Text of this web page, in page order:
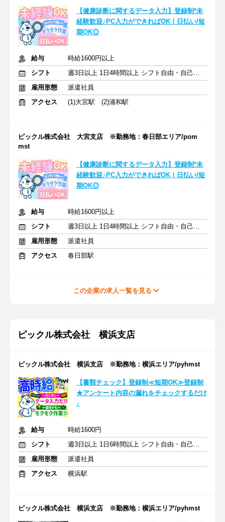
【健康診断に関するデータ入力】登録制*未
経験歓迎♪PC入力ができればOK！日払い/短
期OK◎
給与
時給1600円以上
シフト
週3日以上 1日4時間以上 シフト自由・自己申告
雇用形態
派遣社員
アクセス
(1)大宮駅 (2)浦和駅
ピックル株式会社 大宮支店 ※勤務地：春日部エリア/pom
mst
【健康診断に関するデータ入力】登録制*未
経験歓迎♪PC入力ができればOK！日払い/短
期OK◎
給与
時給1600円以上
シフト
週3日以上 1日4時間以上 シフト自由・自己申告
雇用形態
派遣社員
アクセス
春日部駅
この企業の求人一覧を見る
ピックル株式会社 横浜支店
ピックル株式会社 横浜支店 ※勤務地：横浜エリア/pyhmst
【書類チェック】登録制≪短期OK≫登録制
★アンケート内容の漏れをチェックするだけ
♪
給与
時給1600円
シフト
週3日以上 1日6時間以上 シフト自由・自己申告
雇用形態
派遣社員
アクセス
横浜駅
ピックル株式会社 横浜支店 ※勤務地：横浜エリア/pyhmst